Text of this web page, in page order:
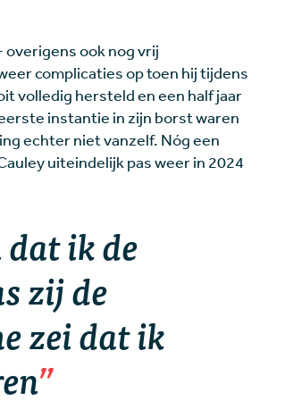
overigens ook nog vrij
complicaties op toen hij tijdens
volledig hersteld en een half jaar
instantie in zijn borst waren
echter niet vanzelf. Nóg een
uiteindelijk pas weer in 2024
ik de
zij de
zei dat ik